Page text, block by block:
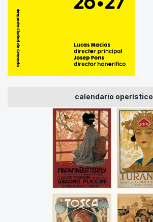
calendario operístico